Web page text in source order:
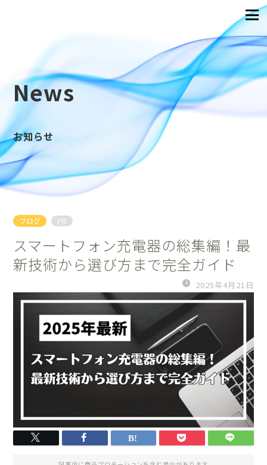
News
お知らせ
ブログ PR
スマートフォン充電器の総集編！最
新技術から選び方まで完全ガイド
2025年4月21日